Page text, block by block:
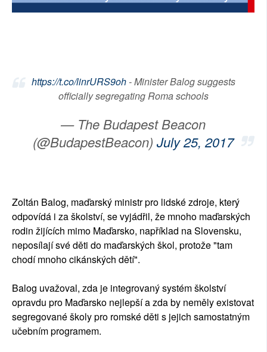
SOCIÁLNÍ SÍTĚ
https://t.co/linrURS9oh- Minister Balog suggests
officially segregating Roma schools
— The Budapest Beacon
(@BudapestBeacon) July 25, 2017
Zoltán Balog, maďarský ministr pro lidské zdroje, který
odpovídá i za školství, se vyjádřil, že mnoho maďarských
rodin žijících mimo Maďarsko, například na Slovensku,
neposílají své děti do maďarských škol, protože "tam
chodí mnoho cikánských dětí".
Balog uvažoval, zda je integrovaný systém školství
opravdu pro Maďarsko nejlepší a zda by neměly existovat
segregované školy pro romské děti s jejich samostatným
učebním programem.